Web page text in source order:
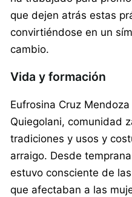
que dejen atrás estas
convirtiéndose en un
cambio.
Vida y formación
Eufrosina Cruz
Quiegolani, comunidad
tradiciones y usos y
arraigo. Desde
estuvo consciente de
que afectaban a las